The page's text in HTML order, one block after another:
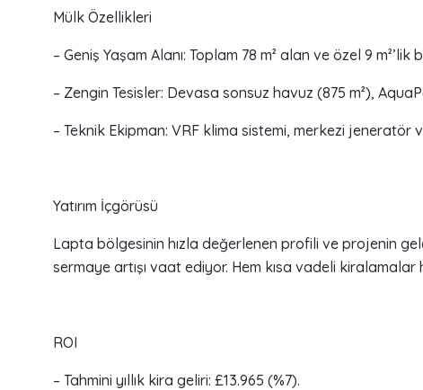
Mülk Özellikleri
– Geniş Yaşam Alanı: Toplam 78 m² alan ve özel 9 m²’lik
– Zengin Tesisler: Devasa sonsuz havuz (875 m²),
– Teknik Ekipman: VRF klima sistemi, merkezi jeneratör
Yatırım İçgörüsü
Lapta bölgesinin hızla değerlenen profili ve projenin
sermaye artışı vaat ediyor. Hem kısa vadeli
ROI
– Tahmini yıllık kira geliri: £13.965 (%7).